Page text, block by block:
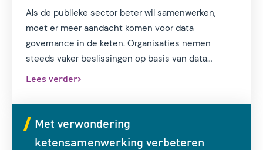
Als de publieke sector beter wil samenwerken,
moet er meer aandacht komen voor data
governance in de keten. Organisaties nemen
steeds vaker beslissingen op basis van data
afkomstig van andere organisaties, dan moeten ze
accuraat zijn.
Lees verder
Met verwondering
ketensamenwerking verbeteren